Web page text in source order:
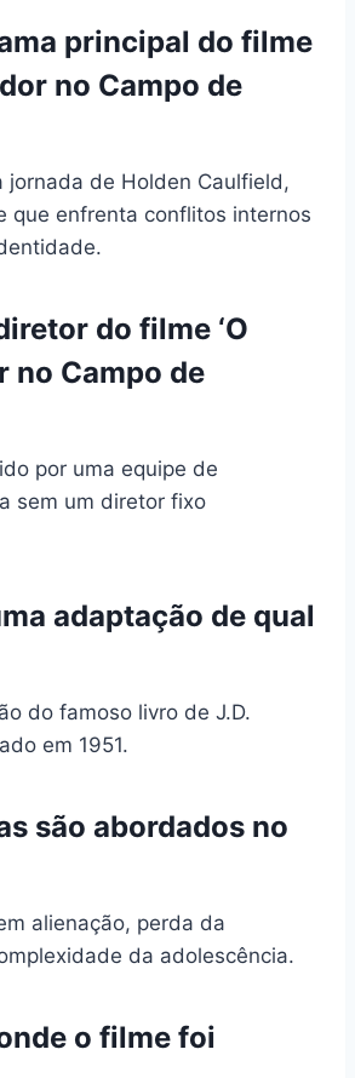
principal do filme
no Campo de
jornada de Holden Caulfield,
que enfrenta conflitos internos
do filme ‘O
no Campo de
por uma equipe de
sem um diretor fixo
adaptação de qual
do famoso livro de J.D.
em 1951.
são abordados no
alienação, perda da
da adolescência.
o filme foi